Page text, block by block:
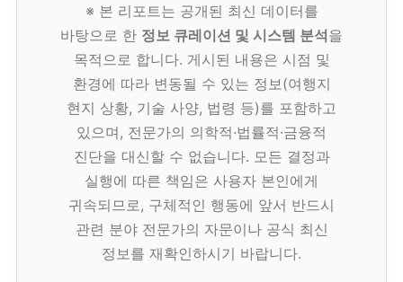
※ 본 리포트는 공개된 최신 데이터를
바탕으로 한 정보 큐레이션 및 시스템 분석을
목적으로 합니다. 게시된 내용은 시점 및
환경에 따라 변동될 수 있는 정보(여행지
현지 상황, 기술 사양, 법령 등)를 포함하고
있으며, 전문가의 의학적·법률적·금융적
진단을 대신할 수 없습니다. 모든 결정과
실행에 따른 책임은 사용자 본인에게
귀속되므로, 구체적인 행동에 앞서 반드시
관련 분야 전문가의 자문이나 공식 최신
정보를 재확인하시기 바랍니다.